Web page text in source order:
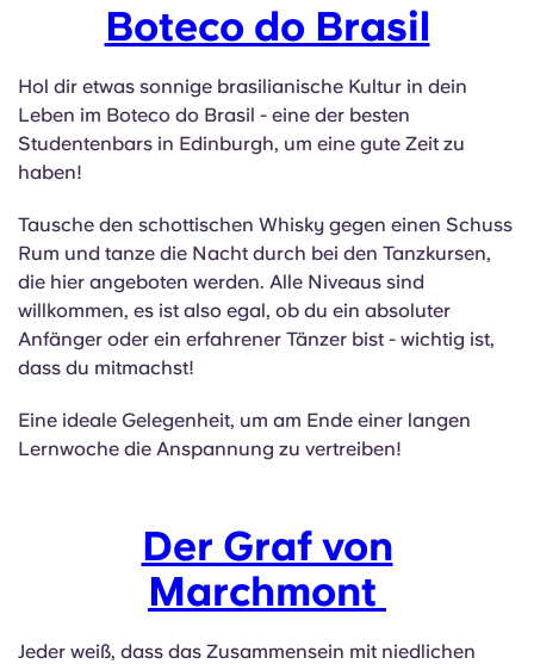
Boteco do Brasil
Hol dir etwas sonnige brasilianische Kultur in dein
Leben im Boteco do Brasil - eine der besten
Studentenbars in Edinburgh, um eine gute Zeit zu
haben!
Tausche den schottischen Whisky gegen einen Schuss
Rum und tanze die Nacht durch bei den Tanzkursen,
die hier angeboten werden. Alle Niveaus sind
willkommen, es ist also egal, ob du ein absoluter
Anfänger oder ein erfahrener Tänzer bist - wichtig ist,
dass du mitmachst!
Eine ideale Gelegenheit, um am Ende einer langen
Lernwoche die Anspannung zu vertreiben!
Der Graf von
Marchmont
Jeder weiß, dass das Zusammensein mit niedlichen